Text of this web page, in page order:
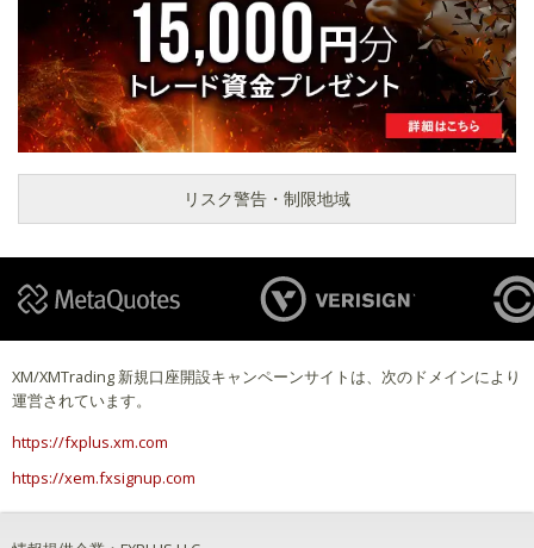
リスク警告・制限地域
XM/XMTrading 新規口座開設キャンペーンサイトは、次のドメインにより
運営されています。
https://fxplus.xm.com
https://xem.fxsignup.com